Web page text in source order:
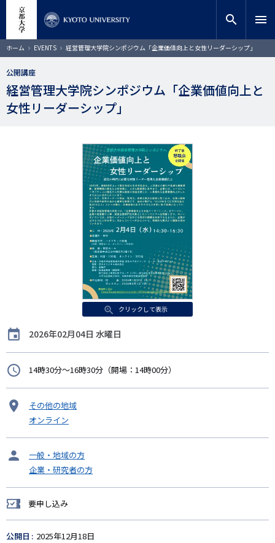
コ
ン
ン
ツ
に
移
サイト内検索
検索
search menu
ホーム EVENTS 経営管理大学院シンポジウム「企業価値向上と女性リーダーシップ」
公開講座
経営管理大学院シンポジウム「企業価値向上と
女性リーダーシップ」
クリックして表示
開
催
日
2026年02月04日 水曜日
時
14時30分～16時30分（開場： 14時00分）
開
催
その他の地域
オンライン
タ
ッ
ト
一般・地域の方
企業・研究者の方
要
申
し
要申し込み
公開日 2025年12月18日